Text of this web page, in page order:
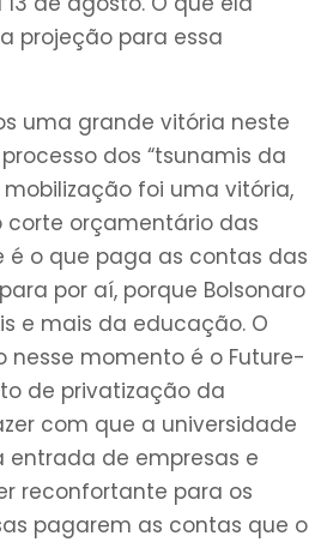
projeção para essa
uma grande vitória neste
dos “tsunamis da
foi uma vitória,
corte orçamentário das
é o que paga as contas das
por aí, porque Bolsonaro
e mais da educação. O
nesse momento é o Future-
de privatização da
com que a universidade
entrada de empresas e
reconfortante para os
pagarem as contas que o